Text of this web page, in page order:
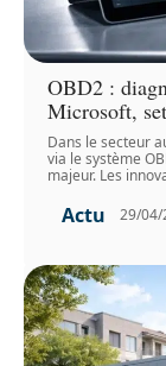
OBD2 :
Microsoft,
Dans le secteur
via le système
majeur. Les
Actu 29/04/